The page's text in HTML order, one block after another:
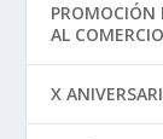
AL
X